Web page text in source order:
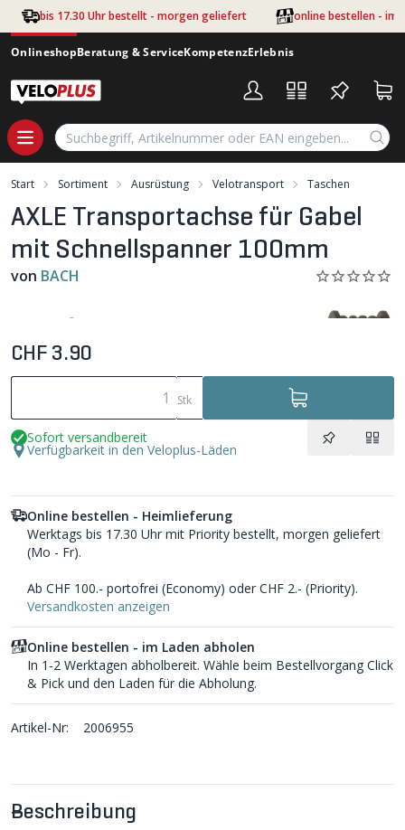
Zum Hauptinhalt springen
bis 17.30 Uhr bestellt - morgen geliefert online bestellen - im
OnlineshopBeratung & ServiceKompetenzErlebnis
Start Sortiment Ausrüstung Velotransport Taschen
AXLE Transportachse für Gabel
mit Schnellspanner 100mm
von BACH
Beschreibung
CHF 3.90
Stk
Sofort versandbereit
Verfügbarkeit in den Veloplus-Läden
Online bestellen - Heimlieferung
Werktags bis 17.30 Uhr mit Priority bestellt, morgen geliefert
(Mo - Fr).
Ab CHF 100.- portofrei (Economy) oder CHF 2.- (Priority).
Versandkosten anzeigen
Online bestellen - im Laden abholen
In 1-2 Werktagen abholbereit. Wähle beim Bestellvorgang Click
& Pick und den Laden für die Abholung.
Artikel-Nr: 2006955